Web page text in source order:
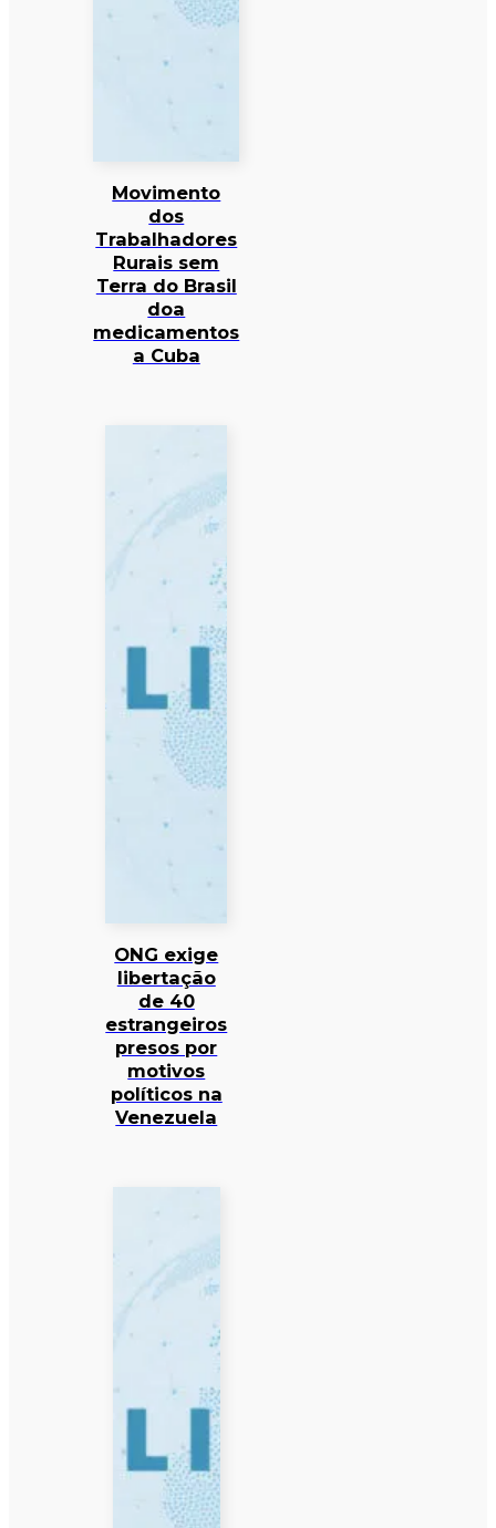
Movimento
dos
Trabalhadores
Rurais sem
Terra do Brasil
doa
medicamentos
a Cuba
ONG exige
libertação
de 40
estrangeiros
presos por
motivos
políticos na
Venezuela